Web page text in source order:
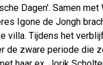
Dagen'. Samen
Igone de Jongh
villa. Tijdens het
de zware periode die